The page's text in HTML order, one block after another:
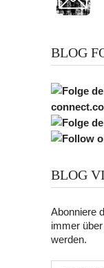
BLOG
BLOG
Abonniere
immer
werden.